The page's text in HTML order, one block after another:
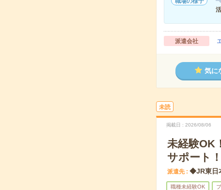
派遣会社
気に
未読
掲載日 2026/08/06
未経験OK
サポート！
派遣先 ◆JR東日
職種未経験OK